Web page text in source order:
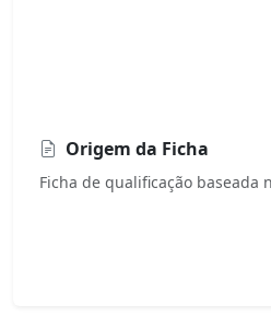
Origem da Ficha
Ficha de qualificação baseada